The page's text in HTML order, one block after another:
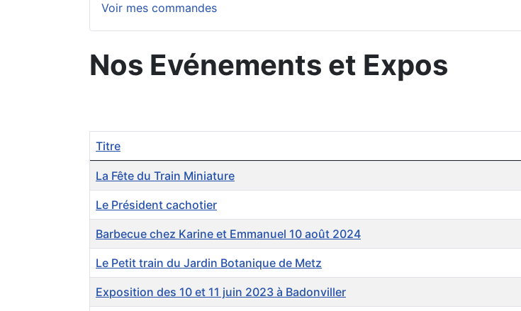
Voir mes commandes
Nos Evénements et Expos
Articles
Titre
La Fête du Train Miniature
Le Président cachotier
Barbecue chez Karine et Emmanuel 10 août 2024
Le Petit train du Jardin Botanique de Metz
Exposition des 10 et 11 juin 2023 à Badonviller